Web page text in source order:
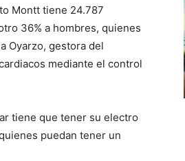
Montt tiene 24.787
36% a hombres, quienes
Oyarzo, gestora del
mediante el control
tiene que tener su electro
puedan tener un